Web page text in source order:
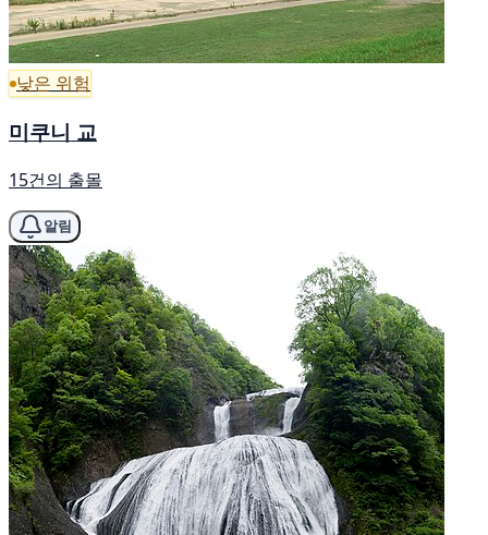
낮은 위험
미쿠니 교
15건의 출몰
알림